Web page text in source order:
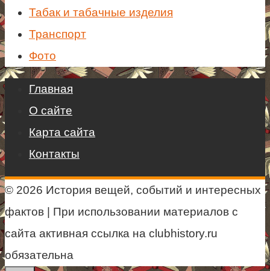
Табак и табачные изделия
Транспорт
Фото
Главная
О сайте
Карта сайта
Контакты
© 2026 История вещей, событий и интересных
фактов | При использовании материалов с
сайта активная ссылка на clubhistory.ru
обязательна